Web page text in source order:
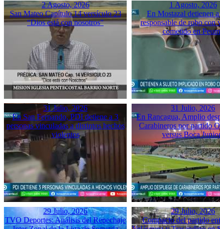
2 Agosto, 2026
San Mateo Capítulo 14 versículo 23
“Dios está con nosotros”
1 Agosto, 2026
En Mostazal detienen
responsable de robo con
cometido en
31 Julio, 2026
En San Fernando, PDI detiene a 3
personas vinculadas a distintos hechos
violentos
31 Julio, 2026
En Rancagua, Amplio
Carabineros por partido
versus Boca
29 Julio, 2026
TVO Deportes: Análisis del Repechaje
29 Julio, 2026
Compacto del partido